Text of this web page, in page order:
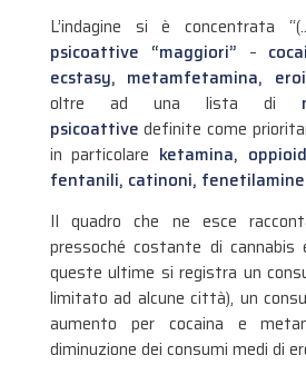
L’indagine si è concentrata
psicoattive “maggiori” –
ecstasy, metamfetamina,
oltre ad una lista di
psicoattivedefinite come
in particolare ketamina,
fentanili, catinoni,
Il quadro che ne esce
pressoché costante di
queste ultime si registra un
limitato ad alcune città), un
aumento per cocaina e
diminuzione dei consumi medi di